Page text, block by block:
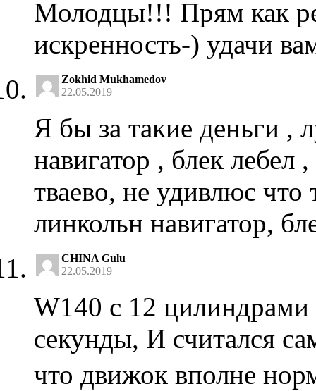
Молодцы!!! Прям как
искренность-) удачи
Zokhid Mukhamedov
22.05.2019
Я бы за такие деньги ,
навигатор , блек
тваево, не удивлюс
линкольн навигатор,
CHINA Gulu
22.05.2019
W140 с 12 цилиндрами
секунды, И считался
что движок вполне